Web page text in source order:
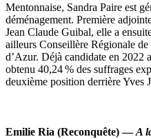
Mentonnaise, Sandra Paire est
déménagement. Première
Jean Claude Guibal, elle a
ailleurs Conseillère Régionale
d’Azur. Déjà candidate en 2022
obtenu 40,24 % des suffrages
deuxième position derrière Yves
Emilie Ria (Reconquête) —A